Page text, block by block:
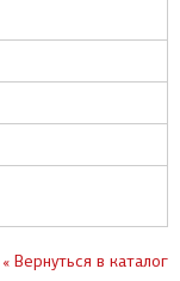
« Вернуться в каталог